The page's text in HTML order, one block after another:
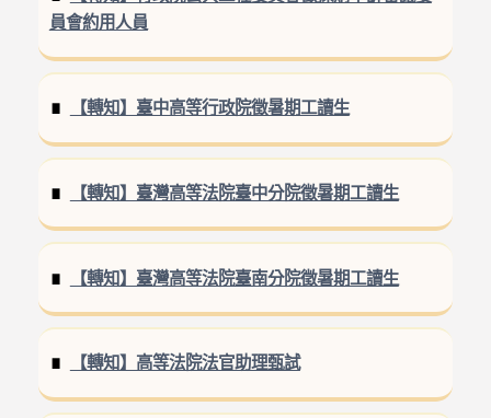
員會約用人員
【轉知】臺中高等行政院徵暑期工讀生
【轉知】臺灣高等法院臺中分院徵暑期工讀生
【轉知】臺灣高等法院臺南分院徵暑期工讀生
【轉知】高等法院法官助理甄試